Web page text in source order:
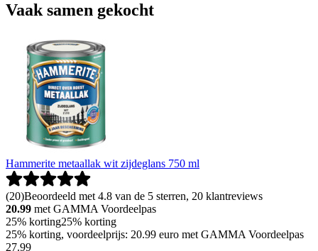
Vaak samen gekocht
Hammerite metaallak wit zijdeglans 750 ml
(20)Beoordeeld met 4.8 van de 5 sterren, 20 klantreviews
20.99 met GAMMA Voordeelpas
25% korting25% korting
25% korting, voordeelprijs: 20.99 euro met GAMMA Voordeelpas
27.99